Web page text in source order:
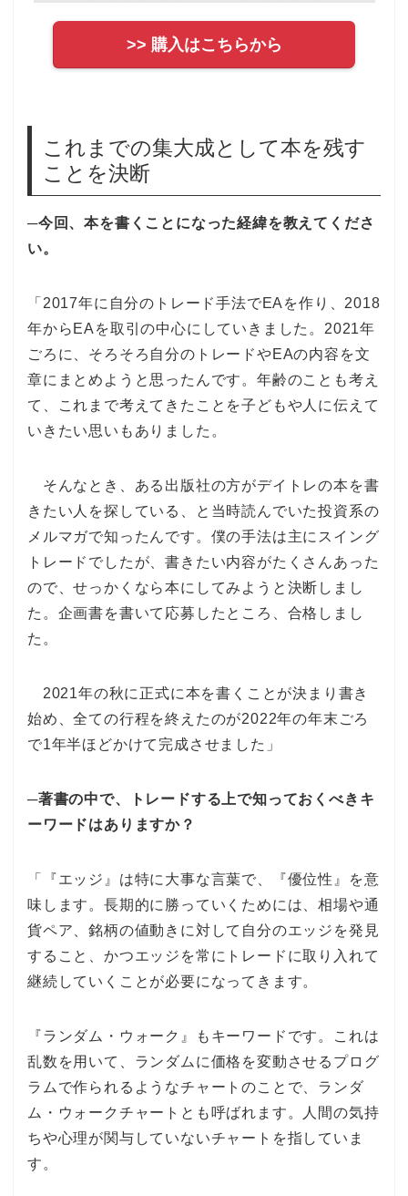
>> 購入はこちらから
これまでの集大成として本を残す
ことを決断
─今回、本を書くことになった経緯を教えてくださ
い。
「2017年に自分のトレード手法でEAを作り、2018
年からEAを取引の中心にしていきました。2021年
ごろに、そろそろ自分のトレードやEAの内容を文
章にまとめようと思ったんです。年齢のことも考え
て、これまで考えてきたことを子どもや人に伝えて
いきたい思いもありました。
そんなとき、ある出版社の方がデイトレの本を書
きたい人を探している、と当時読んでいた投資系の
メルマガで知ったんです。僕の手法は主にスイング
トレードでしたが、書きたい内容がたくさんあった
ので、せっかくなら本にしてみようと決断しまし
た。企画書を書いて応募したところ、合格しまし
た。
2021年の秋に正式に本を書くことが決まり書き
始め、全ての行程を終えたのが2022年の年末ごろ
で1年半ほどかけて完成させました」
─著書の中で、トレードする上で知っておくべきキ
ーワードはありますか？
「『エッジ』は特に大事な言葉で、『優位性』を意
味します。長期的に勝っていくためには、相場や通
貨ペア、銘柄の値動きに対して自分のエッジを発見
すること、かつエッジを常にトレードに取り入れて
継続していくことが必要になってきます。
『ランダム・ウォーク』もキーワードです。これは
乱数を用いて、ランダムに価格を変動させるプログ
ラムで作られるようなチャートのことで、ランダ
ム・ウォークチャートとも呼ばれます。人間の気持
ちや心理が関与していないチャートを指していま
す。